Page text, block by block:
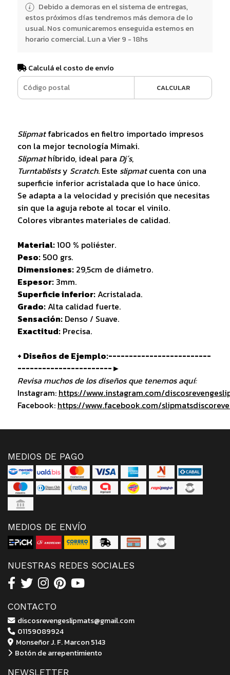
Debido a demoras en el sistema de entregas,
estos próximos días tendremos más demora de lo
usual. Nos comunicaremos enseguida estemos en
horario comercial. Lun a Vier 9 - 18hs
Calculá el costo de envío
CALCULAR
Slipmatfabricados en fieltro importado impresos
con la mejor tecnología Mimaki.
Slipmathíbrido, ideal para Dj´s,
Turntablistsy Scratch. Este slipmatcuenta con una
superficie inferior acristalada que lo hace único.
Se adapta a la velocidad y precisión que necesitas
sin que la aguja rebote al tocar el vinilo.
Colores vibrantes materiales de calidad.
Material:100 % poliéster.
Peso:500 grs.
Dimensiones:29,5cm de diámetro.
Espesor:3mm.
Superficie inferior:Acristalada.
Grado:Alta calidad fuerte.
Sensación:Denso / Suave.
Exactitud:Precisa.
+ Diseños de Ejemplo:-------------------------
-----------------------►
Revisa muchos de los diseños que tenemos aquí:
Instagram: https://www.instagram.com/
Facebook: https://www.facebook.com/
MEDIOS DE PAGO
MEDIOS DE ENVÍO
NUESTRAS REDES SOCIALES
CONTACTO
discosrevengeslipmats@gmail.com
01159089924
Monseñor J. F. Marcon 5143
Botón de arrepentimiento
NEWSLETTER